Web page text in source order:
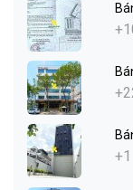
+1